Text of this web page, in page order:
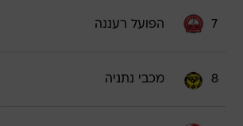
7 הפועל רעננה
8 מכבי נתניה